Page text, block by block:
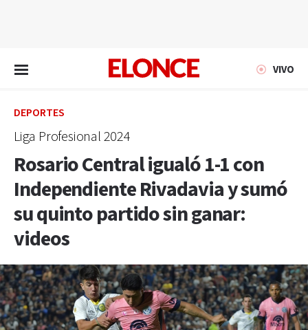
VIVO
DEPORTES
Liga Profesional 2024
Rosario Central igualó 1-1 con
Independiente Rivadavia y sumó
su quinto partido sin ganar:
videos